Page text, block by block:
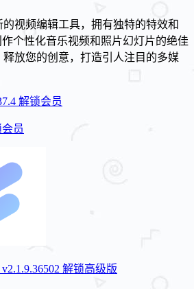
视频编辑工具，拥有独特的特效和
个性化音乐视频和照片幻灯片的绝佳
放您的创意，打造引人注目的多媒
员
解锁高级版